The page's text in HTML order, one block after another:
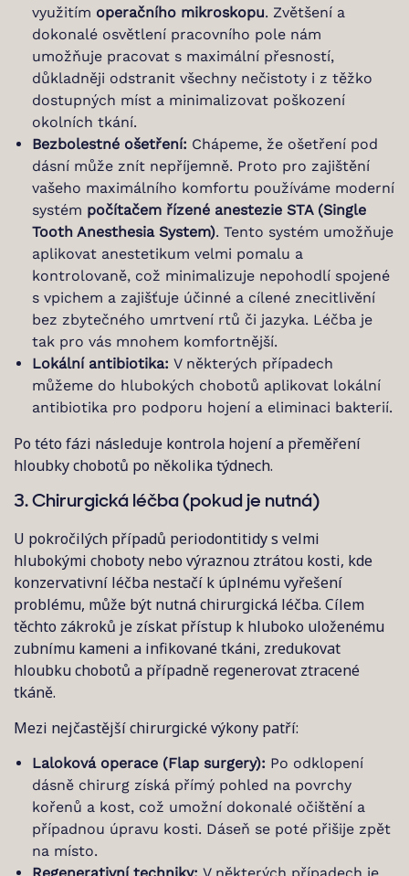
využitím operačního mikroskopu. Zvětšení a
dokonalé osvětlení pracovního pole nám
umožňuje pracovat s maximální přesností,
důkladněji odstranit všechny nečistoty i z těžko
dostupných míst a minimalizovat poškození
okolních tkání.
Bezbolestné ošetření: Chápeme, že ošetření pod
dásní může znít nepříjemně. Proto pro zajištění
vašeho maximálního komfortu používáme moderní
systém počítačem řízené anestezie STA (Single
Tooth Anesthesia System). Tento systém umožňuje
aplikovat anestetikum velmi pomalu a
kontrolovaně, což minimalizuje nepohodlí spojené
s vpichem a zajišťuje účinné a cílené znecitlivění
bez zbytečného umrtvení rtů či jazyka. Léčba je
tak pro vás mnohem komfortnější.
Lokální antibiotika: V některých případech
můžeme do hlubokých chobotů aplikovat lokální
antibiotika pro podporu hojení a eliminaci bakterií.
Po této fázi následuje kontrola hojení a přeměření
hloubky chobotů po několika týdnech.
3. Chirurgická léčba (pokud je nutná)
U pokročilých případů periodontitidy s velmi
hlubokými choboty nebo výraznou ztrátou kosti, kde
konzervativní léčba nestačí k úplnému vyřešení
problému, může být nutná chirurgická léčba. Cílem
těchto zákroků je získat přístup k hluboko uloženému
zubnímu kameni a infikované tkáni, zredukovat
hloubku chobotů a případně regenerovat ztracené
tkáně.
Mezi nejčastější chirurgické výkony patří:
Laloková operace (Flap surgery): Po odklopení
dásně chirurg získá přímý pohled na povrchy
kořenů a kost, což umožní dokonalé očištění a
případnou úpravu kosti. Dáseň se poté přišije zpět
na místo.